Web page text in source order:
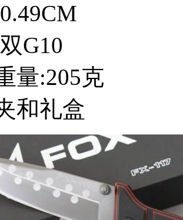
G10
量:205克
和礼盒